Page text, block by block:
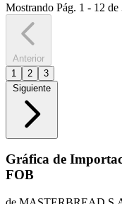
Mostrando Pág. 1 - 12 de
Anterior
1
2
3
Siguiente
Gráfica de
FOB